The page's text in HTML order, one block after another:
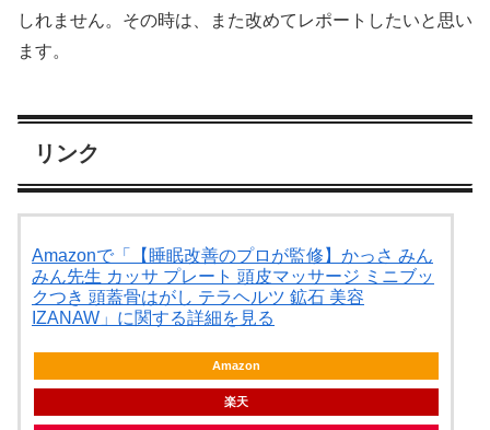
しれません。その時は、また改めてレポートしたいと思い
ます。
リンク
Amazonで「【睡眠改善のプロが監修】かっさ みん
みん先生 カッサ プレート 頭皮マッサージ ミニブッ
クつき 頭蓋骨はがし テラヘルツ 鉱石 美容
IZANAW」に関する詳細を見る
Amazon
楽天